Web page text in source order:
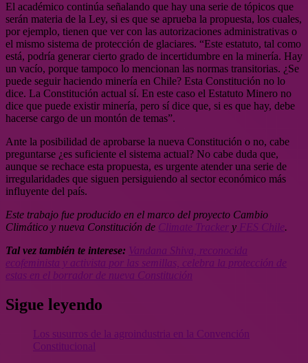
El académico continúa señalando que hay una serie de tópicos que
serán materia de la Ley, si es que se aprueba la propuesta, los cuales,
por ejemplo, tienen que ver con las autorizaciones administrativas o
el mismo sistema de protección de glaciares. “Este estatuto, tal como
está, podría generar cierto grado de incertidumbre en la minería. Hay
un vacío, porque tampoco lo mencionan las normas transitorias. ¿Se
puede seguir haciendo minería en Chile? Esta Constitución no lo
dice. La Constitución actual sí. En este caso el Estatuto Minero no
dice que puede existir minería, pero sí dice que, si es que hay, debe
hacerse cargo de un montón de temas”.
Ante la posibilidad de aprobarse la nueva Constitución o no, cabe
preguntarse ¿es suficiente el sistema actual? No cabe duda que,
aunque se rechace esta propuesta, es urgente atender una serie de
irregularidades que siguen persiguiendo al sector económico más
influyente del país.
Este trabajo fue producido en el marco del proyecto Cambio
Climático y nueva Constitución de Climate Tracker y FES Chile.
Tal vez también te interese: Vandana Shiva, reconocida
ecofeminista y activista por las semillas, celebra la protección de
estas en el borrador de nueva Constitución
Sigue leyendo
Los susurros de la agroindustria en la Convención
Constitucional